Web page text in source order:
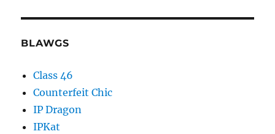
BLAWGS
Class 46
Counterfeit Chic
IP Dragon
IPKat